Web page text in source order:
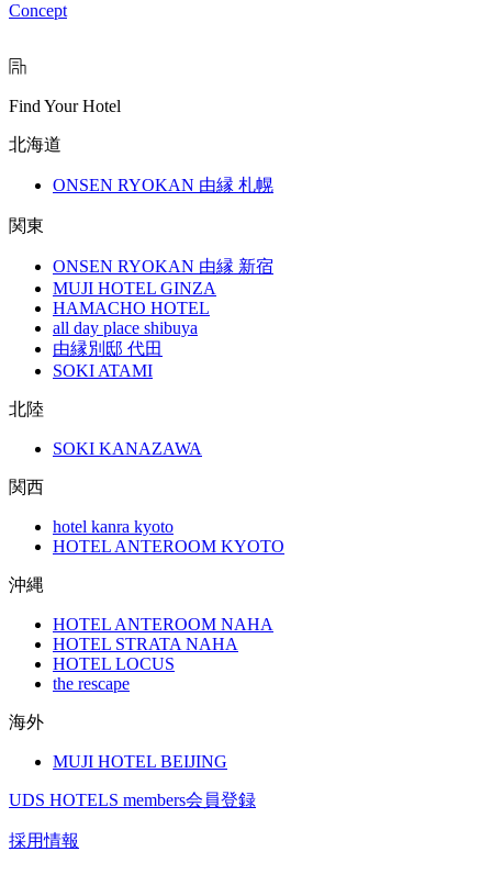
Concept
Find Your Hotel
北海道
ONSEN RYOKAN 由縁 札幌
関東
ONSEN RYOKAN 由縁 新宿
MUJI HOTEL GINZA
HAMACHO HOTEL
all day place shibuya
由縁別邸 代田
SOKI ATAMI
北陸
SOKI KANAZAWA
関西
hotel kanra kyoto
HOTEL ANTEROOM KYOTO
沖縄
HOTEL ANTEROOM NAHA
HOTEL STRATA NAHA
HOTEL LOCUS
the rescape
海外
MUJI HOTEL BEIJING
UDS HOTELS members会員登録
採用情報